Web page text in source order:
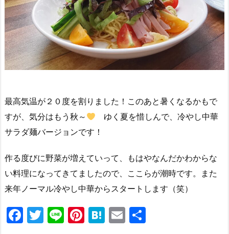
最高気温が２０度を割りました！このあと暑くなるかもで
すが、気分はもう秋～
ゆく夏を惜しんで、冷やし中華
サラダ麺バージョンです！
作る度びに野菜が増えていって、もはやなんだかわからな
い料理になってきてましたので、ここらが潮時です。また
来年ノーマル冷やし中華からスタートします（笑）
F
T
Li Pi H
E